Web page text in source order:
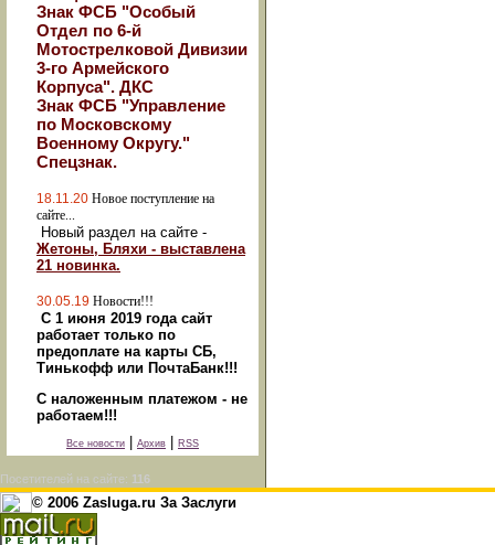
Знак ФСБ "Особый
Отдел по 6-й
Мотострелковой Дивизии
3-го Армейского
Корпуса". ДКС
Знак ФСБ "Управление
по Московскому
Военному Округу."
Спецзнак.
18.11.20 Новое поступление на
сайте...
Новый раздел на сайте -
Жетоны, Бляхи - выставлена
21 новинка.
30.05.19 Новости!!!
С 1 июня 2019 года сайт
работает только по
предоплате на карты СБ,
Тинькофф или ПочтаБанк!!!
С наложенным платежом - не
работаем!!!
Все новости Архив RSS
Посетителей на сайте: 116
© 2006 Zasluga.ru За Заслуги